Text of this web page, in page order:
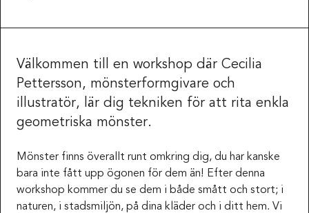
Välkommen till en workshop där Cecilia
Pettersson, mönsterformgivare och
illustratör, lär dig tekniken för att rita enkla
geometriska mönster.
Mönster finns överallt runt omkring dig, du har kanske
bara inte fått upp ögonen för dem än! Efter denna
workshop kommer du se dem i både smått och stort; i
naturen, i stadsmiljön, på dina kläder och i ditt hem. Vi